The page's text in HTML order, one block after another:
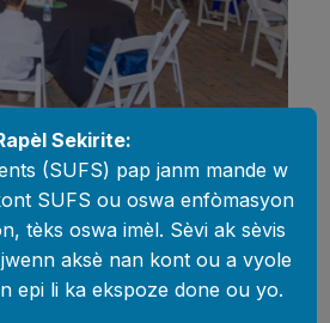
Sekirite:
(SUFS) pap janm mande w
SUFS ou oswa enfòmasyon
tèks oswa imèl. Sèvi ak sèvis
jwenn aksè nan kont ou a vyole
epi li ka ekspoze done ou yo.